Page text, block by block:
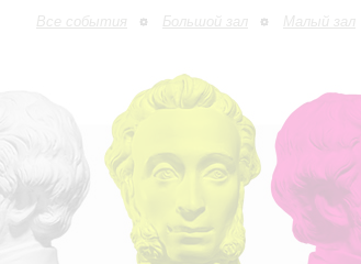
Все события Большой зал Малый зал